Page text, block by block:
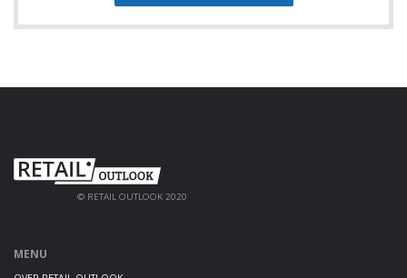
© RETAIL OUTLOOK 2020
MENU